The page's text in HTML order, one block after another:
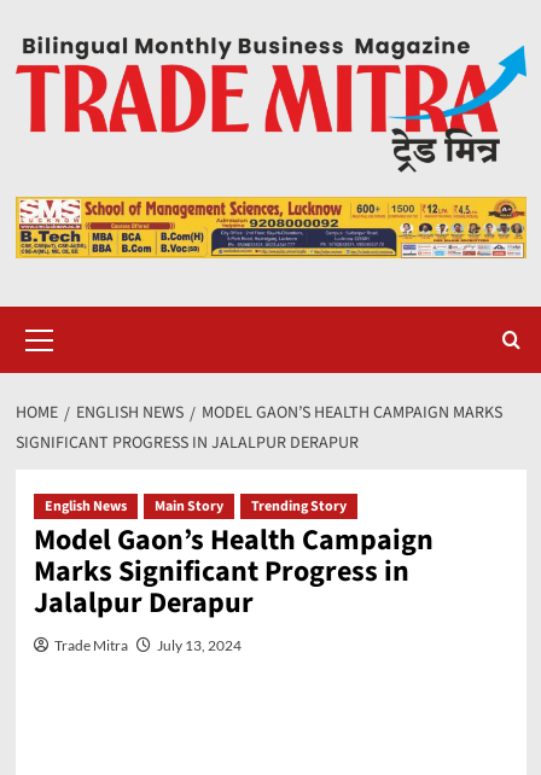
content
Menu
HOME ENGLISH NEWS
MODEL GAON’S HEALTH CAMPAIGN MARKS
SIGNIFICANT PROGRESS IN JALALPUR DERAPUR
English News Main Story Trending Story
Model Gaon’s Health Campaign
Marks Significant Progress in
Jalalpur Derapur
Trade Mitra July 13, 2024